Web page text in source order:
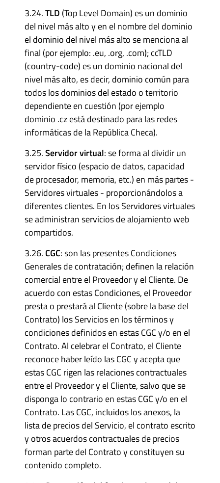
3.24.TLD (Top Level Domain) es un dominio
del nivel más alto y en el nombre del dominio
el dominio del nivel más alto se menciona al
final (por ejemplo: .eu, .org, .com); ccTLD
(country-code) es un dominio nacional del
nivel más alto, es decir, dominio común para
todos los dominios del estado o territorio
dependiente en cuestión (por ejemplo
dominio .cz está destinado para las redes
informáticas de la República Checa).
3.25.Servidor virtual: se forma al dividir un
servidor físico (espacio de datos, capacidad
de procesador, memoria, etc.) en más partes -
Servidores virtuales - proporcionándolos a
diferentes clientes. En los Servidores virtuales
se administran servicios de alojamiento web
compartidos.
3.26. CGC: son las presentes Condiciones
Generales de contratación; definen la relación
comercial entre el Proveedor y el Cliente. De
acuerdo con estas Condiciones, el Proveedor
presta o prestará al Cliente (sobre la base del
Contrato) los Servicios en los términos y
condiciones definidos en estas CGC y/o en el
Contrato. Al celebrar el Contrato, el Cliente
reconoce haber leído las CGC y acepta que
estas CGC rigen las relaciones contractuales
entre el Proveedor y el Cliente, salvo que se
disponga lo contrario en estas CGC y/o en el
Contrato. Las CGC, incluidos los anexos, la
lista de precios del Servicio, el contrato escrito
y otros acuerdos contractuales de precios
forman parte del Contrato y constituyen su
contenido completo.